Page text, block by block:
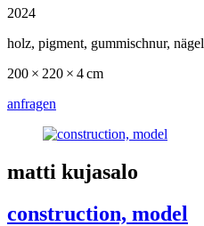
2024
holz, pigment, gummischnur, nägel
200 × 220 × 4 cm
anfragen
matti kujasalo
construction, model